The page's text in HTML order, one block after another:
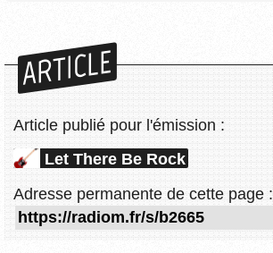
ARTICLE
Article publié pour l'émission :
Let There Be Rock
Adresse permanente de cette page :